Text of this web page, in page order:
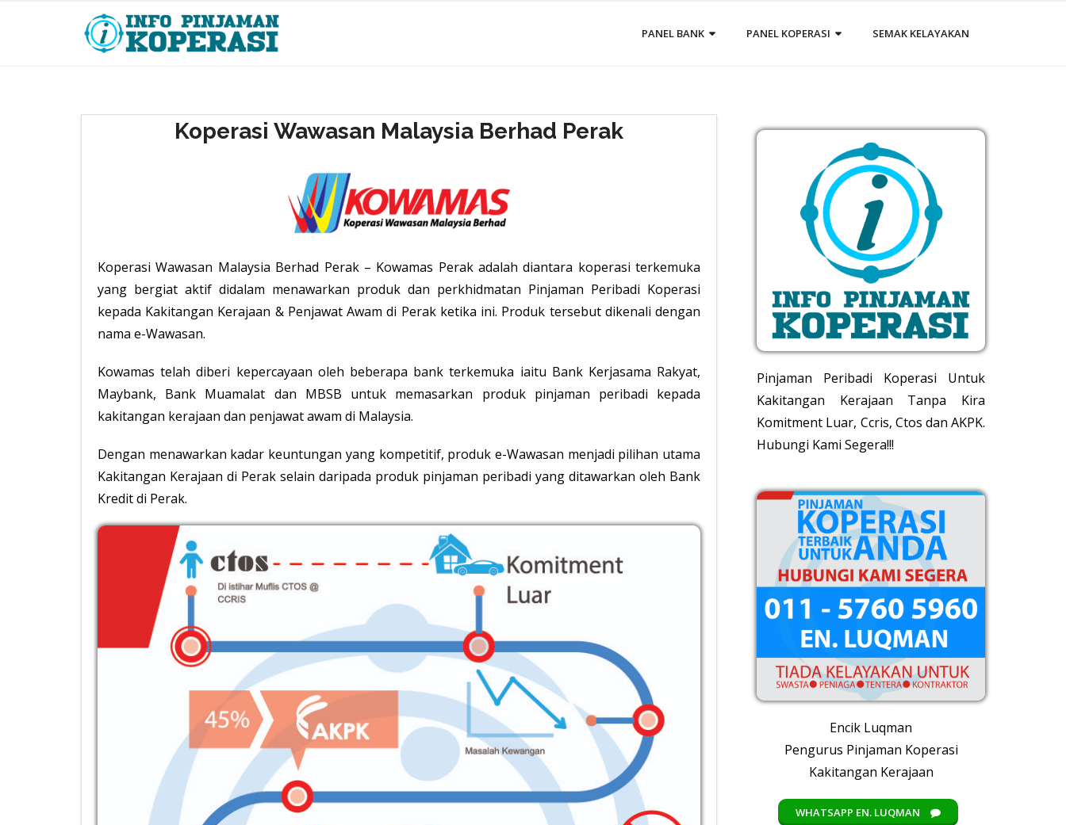
PANEL BANK PANEL KOPERASI SEMAK KELAYAKAN
Koperasi Wawasan Malaysia Berhad Perak
Koperasi Wawasan Malaysia Berhad Perak – Kowamas Perak adalah diantara koperasi terkemuka
yang bergiat aktif didalam menawarkan produk dan perkhidmatan Pinjaman Peribadi Koperasi
kepada Kakitangan Kerajaan & Penjawat Awam di Perak ketika ini. Produk tersebut dikenali dengan
nama e-Wawasan.
Kowamas telah diberi kepercayaan oleh beberapa bank terkemuka iaitu Bank Kerjasama Rakyat,
Maybank, Bank Muamalat dan MBSB untuk memasarkan produk pinjaman peribadi kepada
kakitangan kerajaan dan penjawat awam di Malaysia.
Dengan menawarkan kadar keuntungan yang kompetitif, produk e-Wawasan menjadi pilihan utama
Kakitangan Kerajaan di Perak selain daripada produk pinjaman peribadi yang ditawarkan oleh Bank
Kredit di Perak.
Pinjaman Peribadi Koperasi Untuk
Kakitangan Kerajaan Tanpa Kira
Komitment Luar, Ccris, Ctos dan AKPK.
Hubungi Kami Segera!!!
Encik Luqman
Pengurus Pinjaman Koperasi
Kakitangan Kerajaan
WHATSAPP EN. LUQMAN